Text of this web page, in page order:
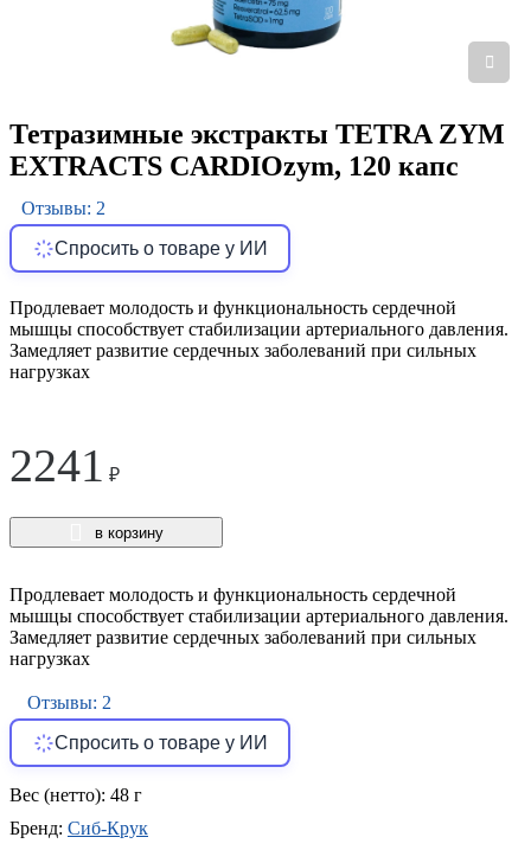
Тетразимные экстракты TETRA ZYM
EXTRACTS CARDIOzym, 120 капс
Отзывы: 2
Спросить о товаре у ИИ
Продлевает молодость и функциональность сердечной
мышцы способствует стабилизации артериального давления.
Замедляет развитие сердечных заболеваний при сильных
нагрузках
2241 ₽
в корзину
Продлевает молодость и функциональность сердечной
мышцы способствует стабилизации артериального давления.
Замедляет развитие сердечных заболеваний при сильных
нагрузках
Отзывы: 2
Спросить о товаре у ИИ
Вес (нетто): 48 г
Бренд: Сиб-Крук